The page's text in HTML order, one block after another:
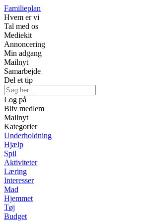
Familieplan
Hvem er vi
Tal med os
Mediekit
Annoncering
Min adgang
Mailnyt
Samarbejde
Del et tip
Log på
Bliv medlem
Mailnyt
Kategorier
Underholdning
Hjælp
Spil
Aktiviteter
Læring
Interesser
Mad
Hjemmet
Tøj
Budget